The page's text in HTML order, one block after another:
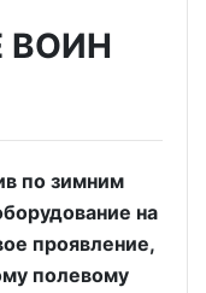
ВОИН
по зимним
на
проявление,
полевому